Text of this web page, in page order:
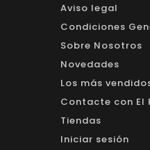
Aviso legal
Condiciones
Sobre Nosotros
Novedades
Los más
Contacte con El
Tiendas
Iniciar sesión